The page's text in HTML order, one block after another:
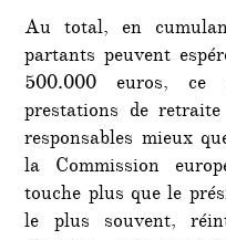
Au total, en
partants peuvent
500.000 euros,
prestations de
responsables mieux
la Commission
touche plus que le
le plus souvent,